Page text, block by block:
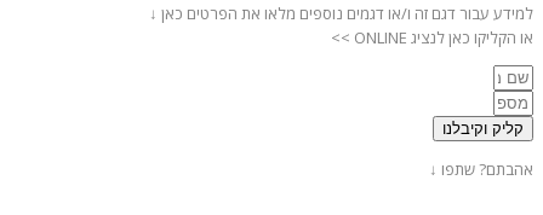
למידע עבור דגם זה ו/או דגמים נוספים מלאו את הפרטים כאן ↓
או הקליקו כאן לנציג ONLINE >>
קליק וקיבלנו
אהבתם? שתפו ↓